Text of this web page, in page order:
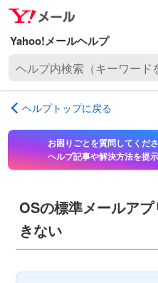
ナ
ビ
ゲ
ー
ョ
ン
へ
ス
キ
プ
メ
イ
ン
コ
テ
ン
ツ
へ
ス
ッ
プ
内
検
索
（
ド
ヘルプトップに戻る
お困りごとを質問してくだ
ヘルプ記事や解決方法を提
OSの標準メールア
きない